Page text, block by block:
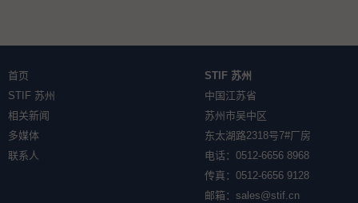
首页
STIF 苏州
相关新闻
多媒体
联系人
STIF 苏州
中国江苏省
苏州市吴中区
东太湖路2318号7#厂房
电话：0512-6656 8968
传真：0512-6656 9128
邮箱： sales@stif.cn